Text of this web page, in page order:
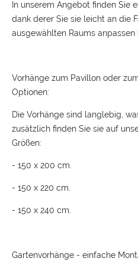
In unserem Angebot finden Sie
dank derer Sie sie leicht an die
ausgewählten Raums anpassen
Vorhänge zum Pavillon oder
Optionen:
Die Vorhänge sind langlebig,
zusätzlich finden Sie sie auf
Größen:
- 150 x 200 cm.
- 150 x 220 cm.
- 150 x 240 cm.
Gartenvorhänge - einfache